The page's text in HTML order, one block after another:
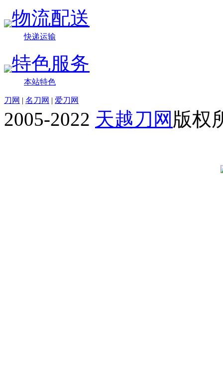
物流配送
快递运输
特色服务
本站特色
刀网 | 名刀网 | 爱刀网
2005-2022 天越刀网 版权